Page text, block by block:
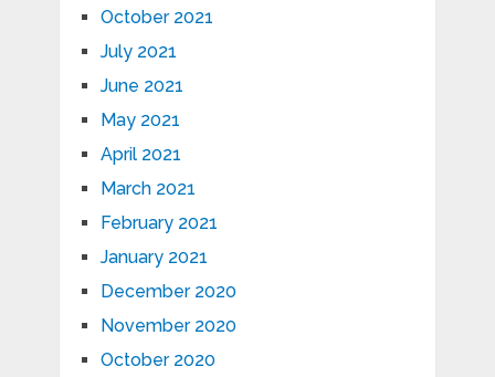
October 2021
July 2021
June 2021
May 2021
April 2021
March 2021
February 2021
January 2021
December 2020
November 2020
October 2020